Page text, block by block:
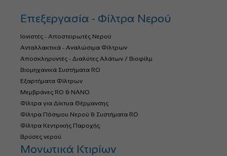
Επεξεργασία - Φίλτρα Νερού
Ιονιστές - Αποστειρωτές Νερού
Ανταλλακτικά - Αναλώσιμα Φίλτρων
Αποσκληρυντές - Διαλύτες Αλάτων / Βιοφίλμ
Βιομηχανικά Συστήματα RO
Εξαρτήματα Φίλτρων
Μεμβράνες RO & NANO
Φίλτρα για Δίκτυα Θέρμανσης
Φίλτρα Πόσιμου Νερού & Συστήματα RO
Φίλτρα Κεντρικής Παροχής
Βρύσες νερού
Μονωτικά Κτιρίων